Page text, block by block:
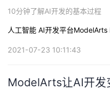
学
堂
的
我
持
我
的
技
我
的
10分钟了解AI开发的基本过程
人工智能 AI开发平台ModelArts
2021-07-23 10:11:43
ModelArts让AI开发